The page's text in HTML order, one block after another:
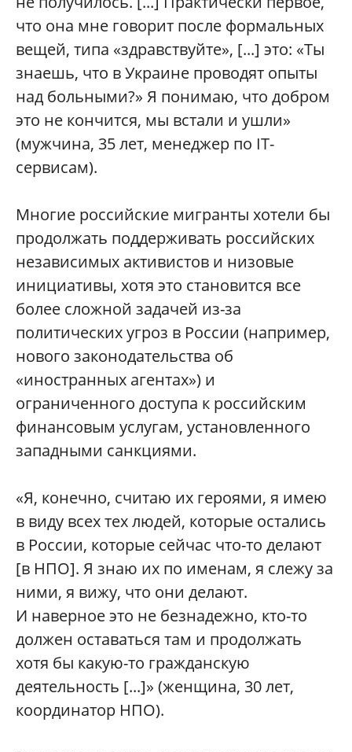
что она мне говорит после формальных
вещей, типа «здравствуйте», [...] это: «Ты
знаешь, что в Украине проводят опыты
над больными?» Я понимаю, что добром
это не кончится, мы встали и ушли»
(мужчина, 35 лет, менеджер по IT-
сервисам).
Многие российские мигранты хотели бы
продолжать поддерживать российских
независимых активистов и низовые
инициативы, хотя это становится все
более сложной задачей из-за
политических угроз в России (например,
нового законодательства об
«иностранных агентах») и
ограниченного доступа к российским
финансовым услугам, установленного
западными санкциями.
«Я, конечно, считаю их героями, я имею
в виду всех тех людей, которые остались
в России, которые сейчас что-то делают
[в НПО]. Я знаю их по именам, я слежу за
ними, я вижу, что они делают.
И наверное это не безнадежно, кто-то
должен оставаться там и продолжать
хотя бы какую-то гражданскую
деятельность [...]» (женщина, 30 лет,
координатор НПО).